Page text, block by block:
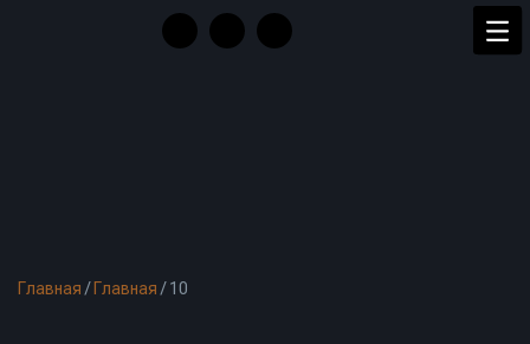
Главная / Главная /10